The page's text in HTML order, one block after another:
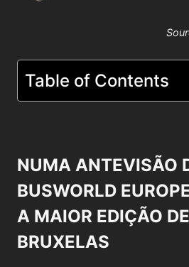
Table of Contents
NUMA ANTEVISÃO
BUSWORLD
A MAIOR EDIÇÃO
BRUXELAS